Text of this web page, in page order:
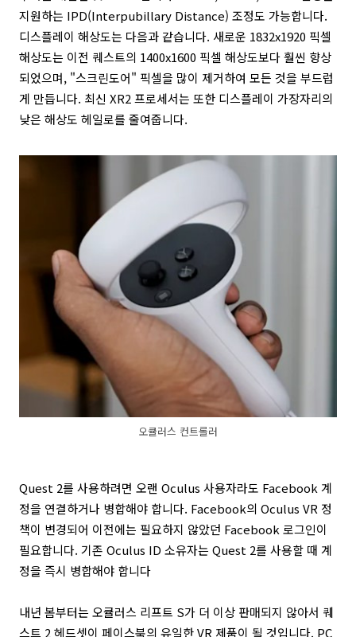
지원하는 IPD(Interpubillary Distance) 조정도 가능합니다.
디스플레이 해상도는 다음과 같습니다. 새로운 1832x1920 픽셀
해상도는 이전 퀘스트의 1400x1600 픽셀 해상도보다 훨씬 향상
되었으며, "스크린도어" 픽셀을 많이 제거하여 모든 것을 부드럽
게 만듭니다. 최신 XR2 프로세서는 또한 디스플레이 가장자리의
낮은 해상도 헤일로를 줄여줍니다.
오큘러스 컨트롤러
Quest 2를 사용하려면 오랜 Oculus 사용자라도 Facebook 계
정을 연결하거나 병합해야 합니다. Facebook의 Oculus VR 정
책이 변경되어 이전에는 필요하지 않았던 Facebook 로그인이
필요합니다. 기존 Oculus ID 소유자는 Quest 2를 사용할 때 계
정을 즉시 병합해야 합니다
내년 봄부터는 오큘러스 리프트 S가 더 이상 판매되지 않아서 퀘
스트 2 헤드셋이 페이스북의 유일한 VR 제품이 될 것입니다. PC